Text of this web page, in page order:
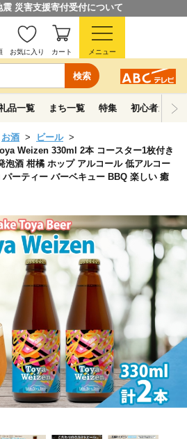
災害支援寄付受付について
検索
お気に入り カート メニュー
品一覧 まち一覧 特集 初心者ガイド
お酒
ビール
Weizen 330ml 2本 コースター1枚付き
泡酒 柑橘 ホップ アルコール 低アルコー
ーティー バーベキュー BBQ 楽しい 癒